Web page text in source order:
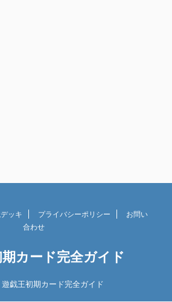
ッキ プライバシーポリシー
お問い
合わせ
カード完全ガイド
戯王初期カード完全ガイド